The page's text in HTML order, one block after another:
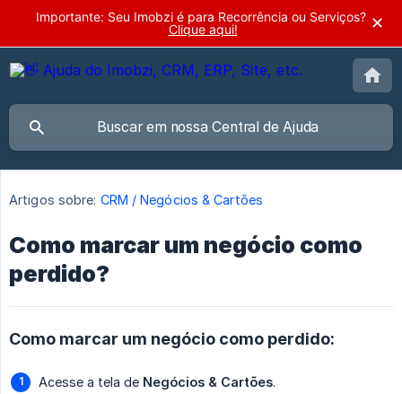
Importante: Seu Imobzi é para Recorrência ou Serviços?
Clique aqui!
✕
Artigos sobre: CRM / Negócios & Cartões
Como marcar um negócio como
perdido?
Como marcar um negócio como perdido:
Acesse a tela de Negócios & Cartões.